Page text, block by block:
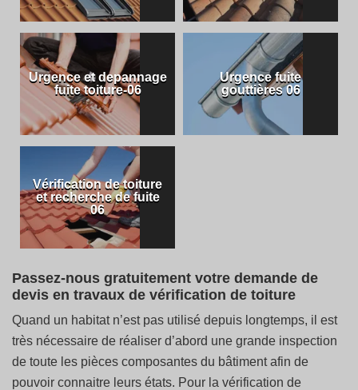
Urgence et depannage
fuite toiture-06
Urgence fuite
gouttières 06
Vérification de toiture
et recherche de fuite
06
Passez-nous gratuitement votre demande de
devis en travaux de vérification de toiture
Quand un habitat n’est pas utilisé depuis longtemps, il est
très nécessaire de réaliser d’abord une grande inspection
de toute les pièces composantes du bâtiment afin de
pouvoir connaitre leurs états. Pour la vérification de